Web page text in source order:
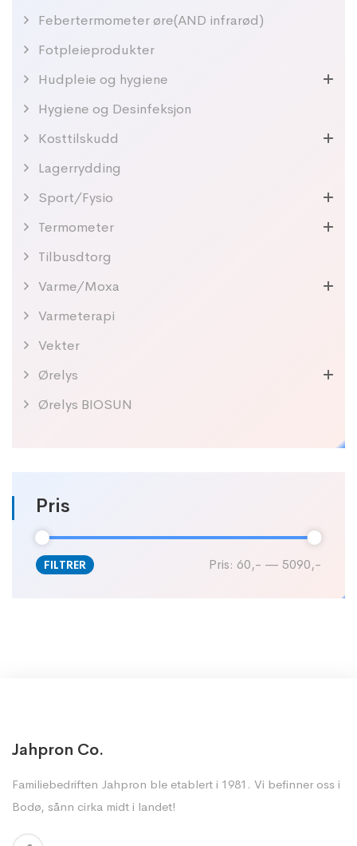
Febertermometer øre(AND infrarød)
Fotpleieprodukter
Hudpleie og hygiene
Hygiene og Desinfeksjon
Kosttilskudd
Lagerrydding
Sport/Fysio
Termometer
Tilbusdtorg
Varme/Moxa
Varmeterapi
Vekter
Ørelys
Ørelys BIOSUN
Pris
FILTRER Pris: 60,- — 5090,-
Jahpron Co.
Familiebedriften Jahpron ble etablert i 1981. Vi befinner oss i
Bodø, sånn cirka midt i landet!